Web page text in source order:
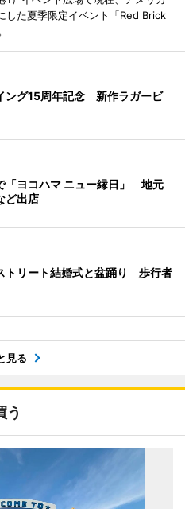
した夏季限定イベント「Red Brick
ング15周年記念 新作ラガービ
「ヨコハマ ニュー縁日」 地元
ど出店
トリート結婚式と盆踊り 歩行者
見る
う